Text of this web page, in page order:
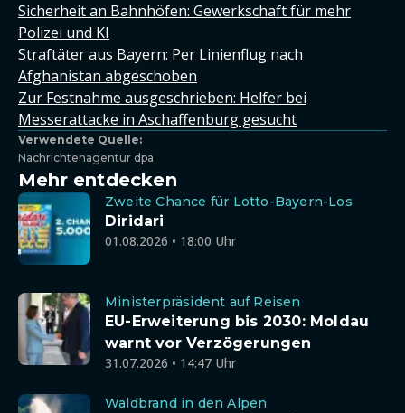
Sicherheit an Bahnhöfen: Gewerkschaft für mehr
Polizei und KI
Straftäter aus Bayern: Per Linienflug nach
Afghanistan abgeschoben
Zur Festnahme ausgeschrieben: Helfer bei
Messerattacke in Aschaffenburg gesucht
Verwendete Quelle:
Nachrichtenagentur dpa
Mehr entdecken
Zweite Chance für Lotto-Bayern-Los
Diridari
01.08.2026 • 18:00 Uhr
Ministerpräsident auf Reisen
EU-Erweiterung bis 2030: Moldau
warnt vor Verzögerungen
31.07.2026 • 14:47 Uhr
Waldbrand in den Alpen